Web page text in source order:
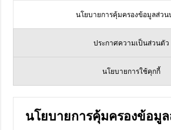
นโยบายการคุ้มครองข้อมูลส่ว
ประกาศความเป็นส่วนตัว
นโยบายการใช้คุกกี้
นโยบายการคุ้มครองข้อมู